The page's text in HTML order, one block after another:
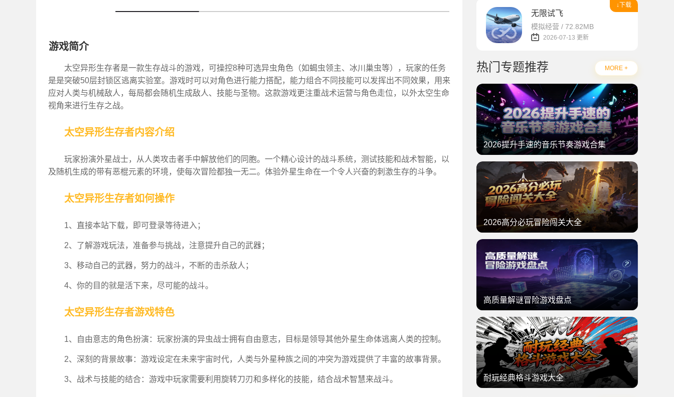
游戏简介
太空异形生存者是一款生存战斗的游戏，可操控8种可选异虫角色（如蝎虫领主、冰川巢虫等），玩家的任务
是是突破50层封锁区逃离实验室。游戏时可以对角色进行能力搭配，能力组合不同技能可以发挥出不同效果，用来
应对人类与机械敌人，每局都会随机生成敌人、技能与圣物。这款游戏更注重战术运营与角色走位，以外太空生命
视角来进行生存之战。
太空异形生存者内容介绍
玩家扮演外星战士，从人类攻击者手中解放他们的同胞。一个精心设计的战斗系统，测试技能和战术智能，以
及随机生成的带有恶棍元素的环境，使每次冒险都独一无二。体验外星生命在一个令人兴奋的刺激生存的斗争。
太空异形生存者如何操作
1、直接本站下载，即可登录等待进入；
2、了解游戏玩法，准备参与挑战，注意提升自己的武器；
3、移动自己的武器，努力的战斗，不断的击杀敌人；
4、你的目的就是活下来，尽可能的战斗。
太空异形生存者游戏特色
1、自由意志的角色扮演：玩家扮演的异虫战士拥有自由意志，目标是领导其他外星生命体逃离人类的控制。
2、深刻的背景故事：游戏设定在未来宇宙时代，人类与外星种族之间的冲突为游戏提供了丰富的故事背景。
3、战术与技能的结合：游戏中玩家需要利用旋转刀刃和多样化的技能，结合战术智慧来战斗。
↓下载
无限试飞
模拟经营 / 72.82MB
2026-07-13 更新
热门专题推荐 MORE +
2026提升手速的音乐节奏游戏合集
2026高分必玩冒险闯关大全
高质量解谜冒险游戏盘点
耐玩经典格斗游戏大全